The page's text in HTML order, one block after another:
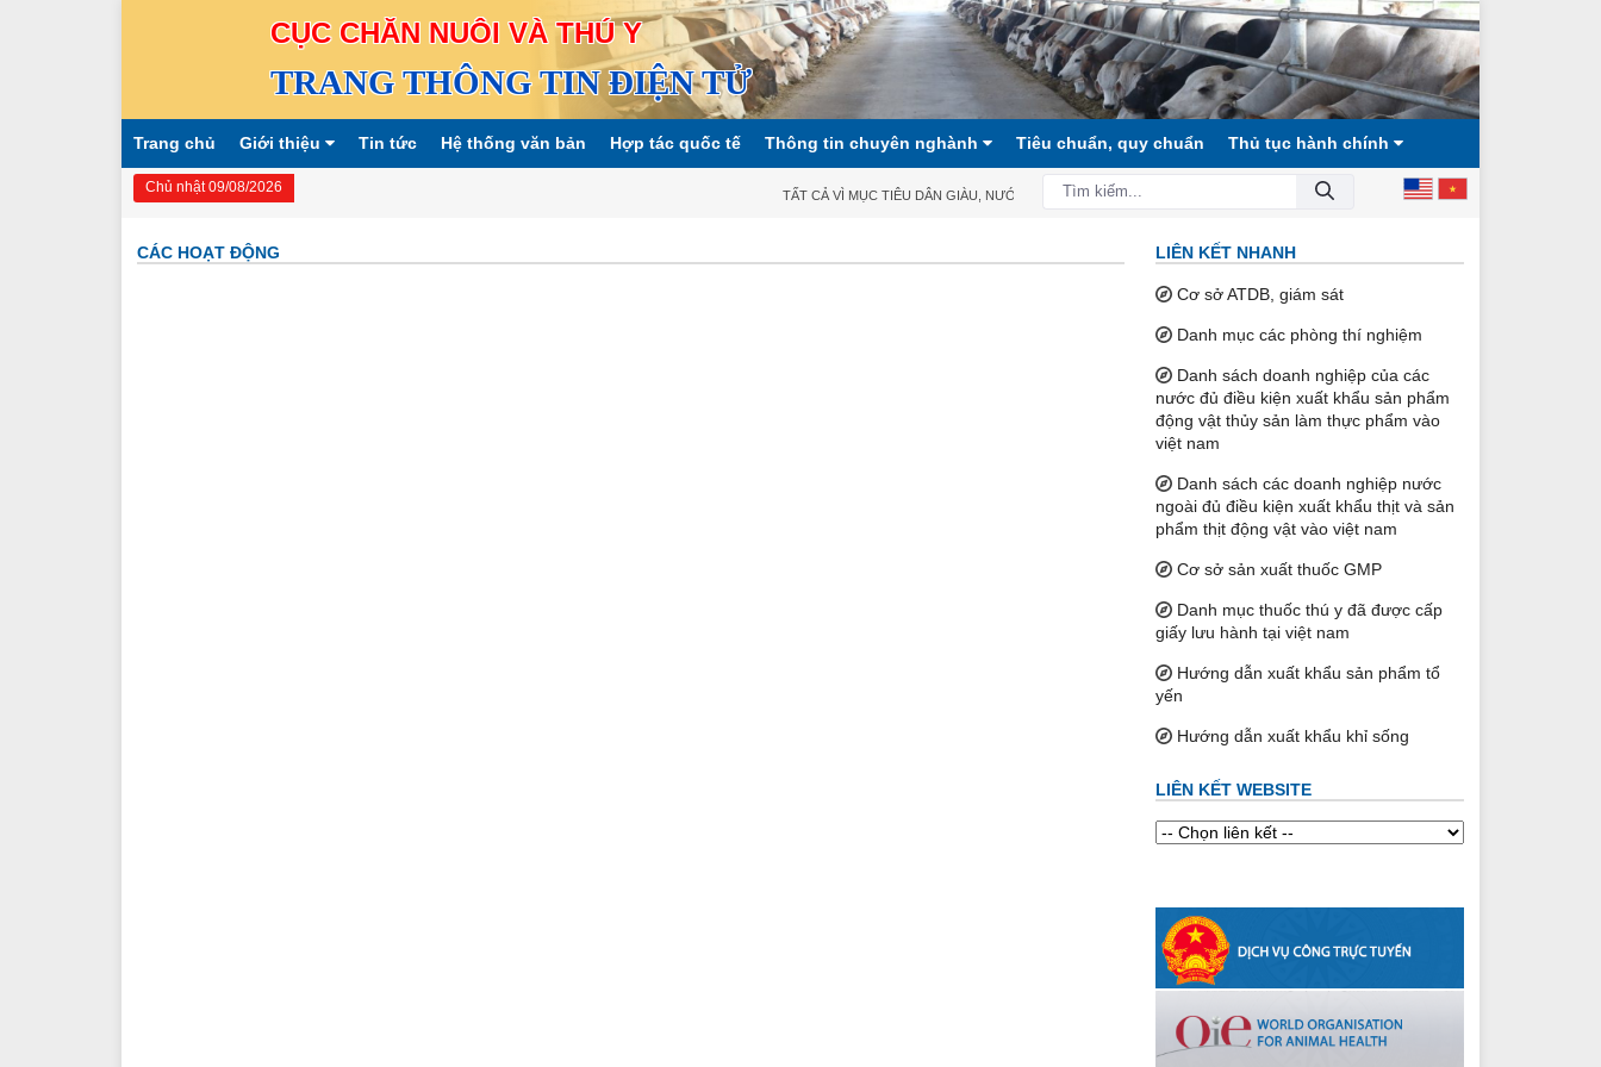
CỤC CHĂN NUÔI VÀ THÚ Y
TRANG THÔNG TIN ĐIỆN TỬ
Trang chủ Giới thiệu Tin tức Hệ thống văn bản Hợp tác quốc tế Thông tin chuyên nghành Tiêu chuẩn, quy chuẩn Thủ tục hành chính
Chủ nhật 09/08/2026 TẤT CẢ VÌ MỤC TIÊU DÂN GIÀU, NƯỚC MẠNH, XÃ HỘI CÔNG BẰNG, DÂN CHỦ, VĂN MINH!
CÁC HOẠT ĐỘNG LIÊN KẾT NHANH
Cơ sở ATDB, giám sát
Danh mục các phòng thí nghiệm
Danh sách doanh nghiệp của các
nước đủ điều kiện xuất khẩu sản phẩm
động vật thủy sản làm thực phẩm vào
việt nam
Danh sách các doanh nghiệp nước
ngoài đủ điều kiện xuất khẩu thịt và sản
phẩm thịt động vật vào việt nam
Cơ sở sản xuất thuốc GMP
Danh mục thuốc thú y đã được cấp
giấy lưu hành tại việt nam
Hướng dẫn xuất khẩu sản phẩm tổ
yến
Hướng dẫn xuất khẩu khỉ sống
LIÊN KẾT WEBSITE